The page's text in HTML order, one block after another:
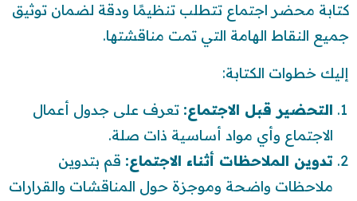
كتابة محضر اجتماع تتطلب تنظيمًا ودقة لضمان توثيق
جميع النقاط الهامة التي تمت مناقشتها.
إليك خطوات الكتابة:
التحضير قبل الاجتماع: تعرف على جدول أعمال
الاجتماع وأي مواد أساسية ذات صلة.
تدوين الملاحظات أثناء الاجتماع: قم بتدوين
ملاحظات واضحة وموجزة حول المناقشات والقرارات